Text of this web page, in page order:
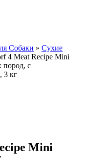
Собаки » Сухие
4 Meat Recipe Mini
пород, с
кг
Mini